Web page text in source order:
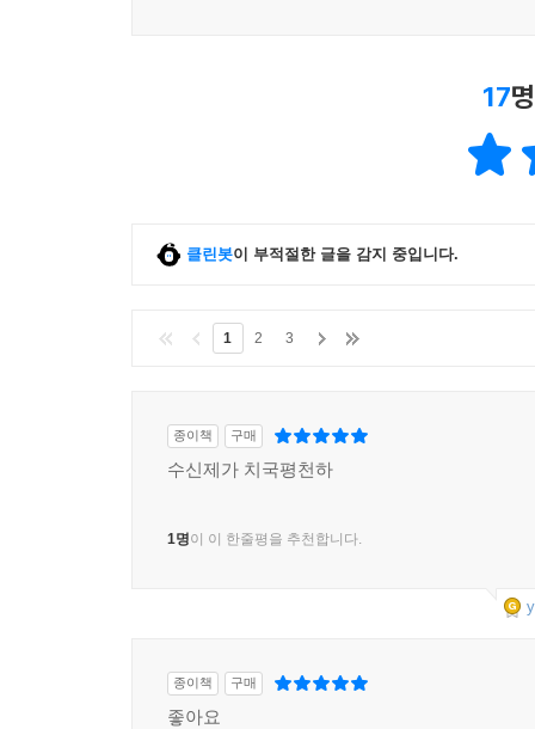
17
클린봇이 부적절한 글을 감지 중입니다.
1 2 3
종이책 구매
수신제가 치국평천하
1명이 이 한줄평을 추천합니다.
종이책 구매
좋아요